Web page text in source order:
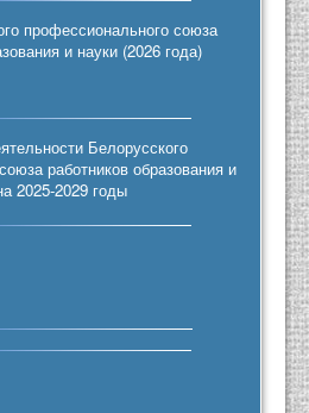
профессионального союза
и науки (2026 года)
Белорусского
работников образования и
2025-2029 годы